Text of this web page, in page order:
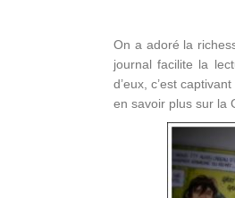
On a adoré la
journal facilite la
d’eux, c’est
en savoir plus sur la